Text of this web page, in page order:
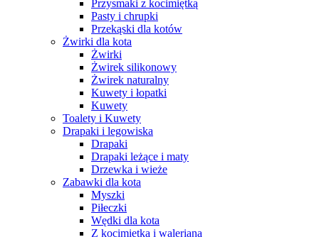
Przysmaki z kocimiętką
Pasty i chrupki
Przekąski dla kotów
Żwirki dla kota
Żwirki
Żwirek silikonowy
Żwirek naturalny
Kuwety i łopatki
Kuwety
Toalety i Kuwety
Drapaki i legowiska
Drapaki
Drapaki leżące i maty
Drzewka i wieże
Zabawki dla kota
Myszki
Piłeczki
Wędki dla kota
Z kocimiętką i walerianą